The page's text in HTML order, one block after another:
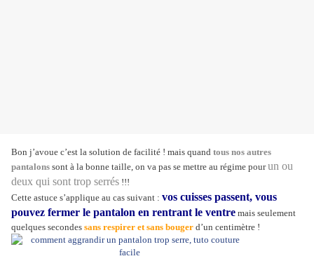
Bon j’avoue c’est la solution de facilité ! mais quand tous nos autres
pantalons sont à la bonne taille, on va pas se mettre au régime pourun ou
deux qui sont trop serrés !!!
Cette astuce s’applique au cas suivant : vos cuisses passent, vous
pouvez fermer le pantalon en rentrant le ventre mais seulement
quelques secondes sans respirer et sans bouger d’un centimètre !